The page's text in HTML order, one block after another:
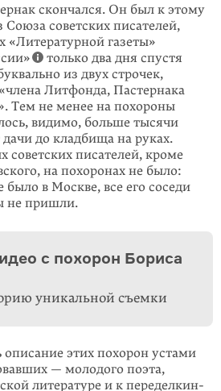
скончался. Он был к этому
советских писателей,
«Литературной газеты»
только два дня спустя
из двух строчек,
Литфонда, Пастернака
Тем не менее на похороны
видимо, больше тысячи
до кладбища на руках.
советских писателей, кроме
на похоронах не было:
было в Москве, все его соседи
не пришли.
с похорон Бориса
уникальной съемки
этих похорон устами
— молодого поэта,
литературе и к переделкин­